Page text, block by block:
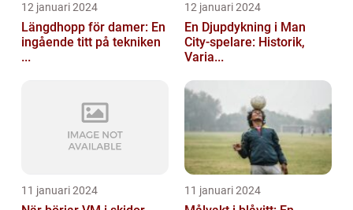
12 januari 2024
Längdhopp för damer: En
ingående titt på tekniken
...
12 januari 2024
En Djupdykning i Man
City-spelare: Historik,
Varia...
11 januari 2024 11 januari 2024